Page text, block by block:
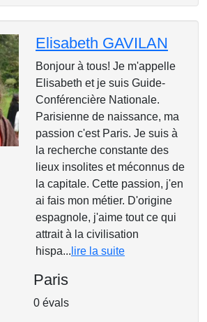
Elisabeth GAVILAN
Bonjour à tous! Je m'appelle
Elisabeth et je suis Guide-
Conférencière Nationale.
Parisienne de naissance, ma
passion c'est Paris. Je suis à
la recherche constante des
lieux insolites et méconnus de
la capitale. Cette passion, j'en
ai fais mon métier. D'origine
espagnole, j'aime tout ce qui
attrait à la civilisation
hispa... lire la suite
Paris
0 évals